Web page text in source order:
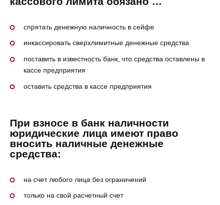
спрятать денежную наличность в сейфе
инкассировать сверхлимитные денежные средства
поставить в известность банк, что средства оставлены в
кассе предприятия
оставить средства в кассе предприятия
При взносе в банк наличности
юридические лица имеют право
вносить наличные денежные
средства:
на счет любого лица без ограничений
только на свой расчетный счет